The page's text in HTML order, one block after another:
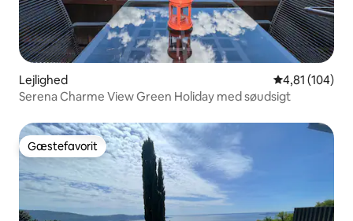
Lejlighed 4,81 ud af 5 i
4,81 (104)
Serena Charme View Green Holiday med søudsigt
Gæstefavorit
Gæstefavorit